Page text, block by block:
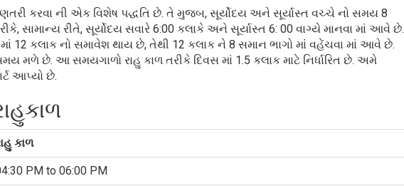
કરવા ની એક વિશેષ પદ્ધતિ છે. તે મુજબ, સૂર્યોદય અને સૂર્યાસ્ત વચ્ચે નો સમય 8
સામાન્ય રીતે, સૂર્યોદય સવારે 6:00 કલાકે અને સૂર્યાસ્ત 6: 00 વાગ્યે માનવા માં આવે છે.
કલાક નો સમાવેશ થાય છે, તેથી 12 કલાક ને 8 સમાન ભાગો માં વહેંચવા માં આવે છે.
મળે છે. આ સમયગાળો રાહુ કાળ તરીકે દિવસ માં 1.5 કલાક માટે નિર્ધારિત છે. અમે
આપ્યો છે.
કાળ
PM to 06:00 PM